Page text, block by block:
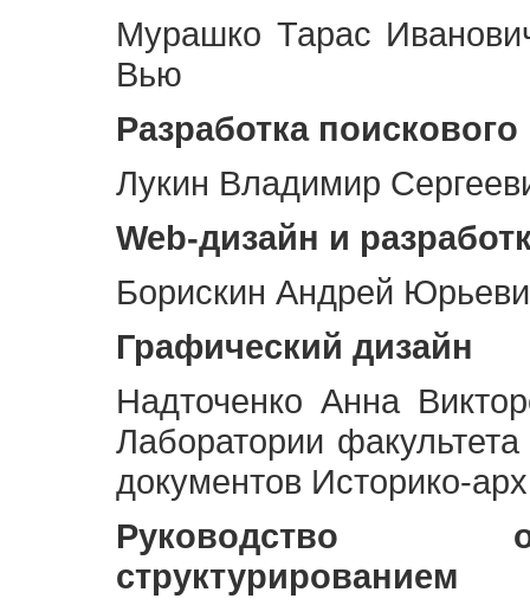
Мурашко Тарас
Вью
Разработка
Лукин Владимир
Web-дизайн и
Борискин Андрей
Графический дизайн
Надточенко Анна
Лаборатории
документов Историко-
Руководство
структурированием